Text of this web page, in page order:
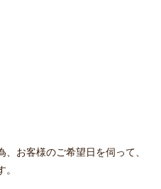
お客様のご希望日を伺って、